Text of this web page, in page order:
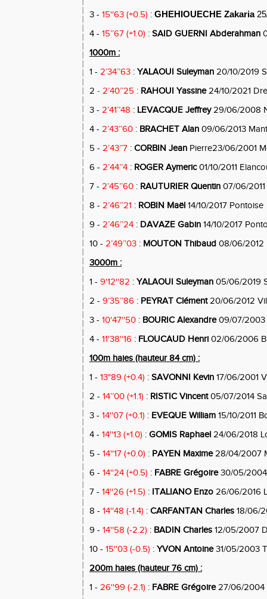
3 - 15''63 (+0.5) : GHEHIOUECHE Zakaria
4 - 15’’67 (+1.0) : SAID GUERNI Abderahman
1000m :
1 - 2’34’’63 : YALAOUI Suleyman 20/10/2019
2 - 2’40’’25 : RAHOUI Yassine24/10/2021
3 - 2’41’’48 : LEVACQUE Jeffrey29/06/2008
4 - 2’43’’60 : BRACHET Alan 09/06/2013
5 - 2’43’’7 : CORBIN Jean Pierre23/06/2001
6 - 2’44’’4 : ROGER Aymeric01/10/2011
7 - 2’45’’60 : RAUTURIER Quentin 07/06/
8 - 2’46’’21 : ROBIN Maël 14/10/2017 Pontoise
9 - 2’46’’24 : DAVAZE Gabin 14/10/2017
10 - 2’49’’03 : MOUTON Thibaud 08/06/2012
3000m :
1 - 9'12''82 : YALAOUI Suleyman 05/06/2019
2 - 9’35’’86 : PEYRAT Clément20/06/2012
3 - 10'47''50 : BOURIC Alexandre09/07/2003
4 - 11'38''16 : FLOUCAUD Henri 02/06/2006
100m haies (hauteur 84 cm) :
1 - 13"89 (+0.4) : SAVONNI Kevin 17/06/2001
2 - 14’’00 (+1.1) : RISTIC Vincent05/07/2014
3 - 14''07 (+0.1) : EVEQUE William 15/10/2011
4 - 14''13 (+1.0) : GOMIS Raphael 24/06/2018
5 - 14''17 (+0.0) : PAYEN Maxime28/04/2007
6 - 14''24 (+0.5) : FABRE Grégoire30/05/
7 - 14''26 (+1.5) : ITALIANO Enzo 26/06/2016
8 - 14''48 (-1.4) : CARFANTAN Charles 18/06/
9 - 14''58 (-2.2) : BADIN Charles 12/05/2007
10 - 15''03 (-0.5) : YVON Antoine31/05/2003
200m haies (hauteur 76 cm) :
1 - 26''99 (-2.1) : FABRE Grégoire27/06/2004